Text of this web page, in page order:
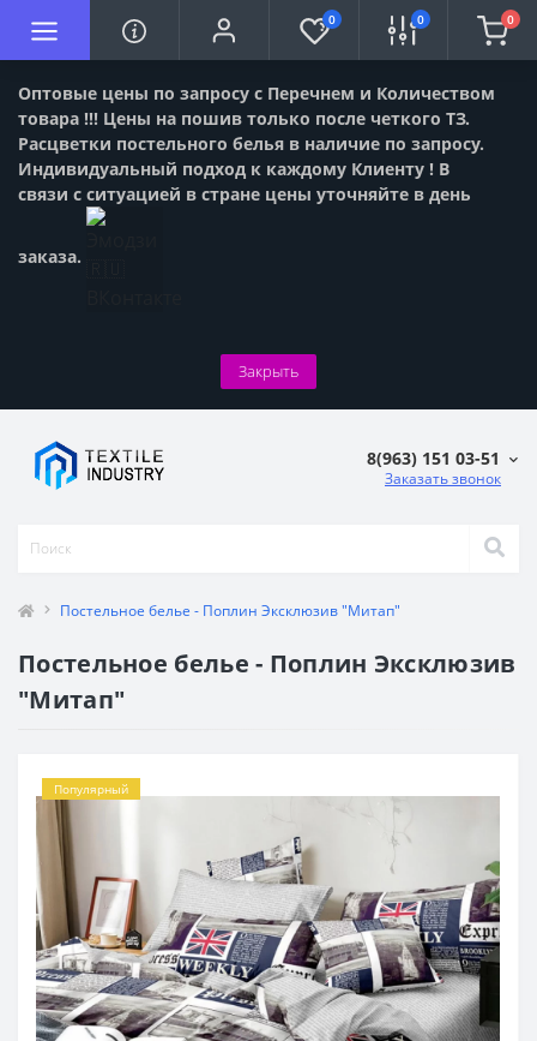
Оптовые цены по запросу с Перечнем и Количеством
товара !!! Цены на пошив только после четкого ТЗ.
Расцветки постельного белья в наличие по запросу.
Индивидуальный подход к каждому Клиенту ! В
связи с ситуацией в стране цены уточняйте в день
заказа.
Закрыть
0 0 0
8(963) 151 03-51
Заказать звонок
Постельное белье - Поплин Эксклюзив "Митап"
Постельное белье - Поплин Эксклюзив
"Митап"
Популярный